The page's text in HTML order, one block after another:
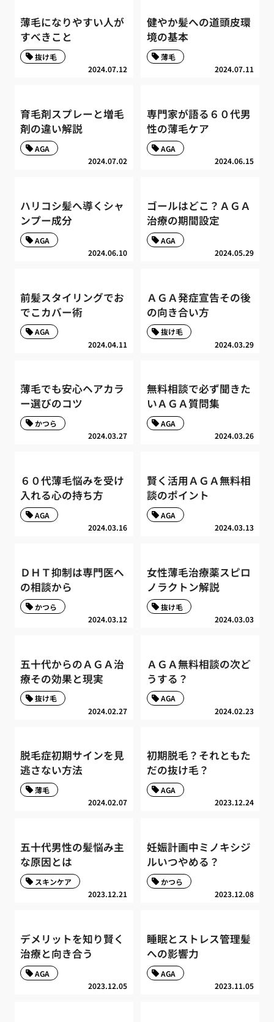
薄毛になりやすい人が
すべきこと
2024.07.12
抜け毛
健やか髪への道頭皮環
境の基本
2024.07.11
薄毛
育毛剤スプレーと増毛
剤の違い解説
2024.07.02
AGA
専門家が語る６０代男
性の薄毛ケア
2024.06.15
AGA
ハリコシ髪へ導くシャ
ンプー成分
2024.06.10
AGA
ゴールはどこ？ＡＧＡ
治療の期間設定
2024.05.29
AGA
前髪スタイリングでお
でこカバー術
2024.04.11
AGA
ＡＧＡ発症宣告その後
の向き合い方
2024.03.29
抜け毛
薄毛でも安心ヘアカラ
ー選びのコツ
2024.03.27
かつら
無料相談で必ず聞きた
いＡＧＡ質問集
2024.03.26
AGA
６０代薄毛悩みを受け
入れる心の持ち方
2024.03.16
AGA
賢く活用ＡＧＡ無料相
談のポイント
2024.03.13
AGA
ＤＨＴ抑制は専門医へ
の相談から
2024.03.12
かつら
女性薄毛治療薬スピロ
ノラクトン解説
2024.03.03
抜け毛
五十代からのＡＧＡ治
療その効果と現実
2024.02.27
抜け毛
ＡＧＡ無料相談の次ど
うする？
2024.02.23
AGA
脱毛症初期サインを見
逃さない方法
2024.02.07
薄毛
初期脱毛？それともた
だの抜け毛？
2023.12.24
AGA
五十代男性の髪悩み主
な原因とは
2023.12.21
スキンケア
妊娠計画中ミノキシジ
ルいつやめる？
2023.12.08
かつら
デメリットを知り賢く
治療と向き合う
2023.12.05
AGA
睡眠とストレス管理髪
への影響力
2023.11.05
AGA